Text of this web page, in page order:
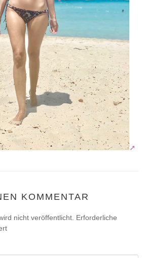
KOMMENTAR
nicht veröffentlicht. Erforderliche